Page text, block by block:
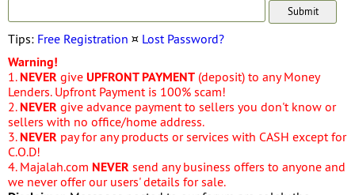
Tips: Free Registration ¤ Lost Password?
Warning!
1. NEVER give UPFRONT PAYMENT (deposit) to any Money
Lenders. Upfront Payment is 100% scam!
2. NEVER give advance payment to sellers you don't know or
sellers with no office/home address.
3. NEVER pay for any products or services with CASH except for
C.O.D!
4. Majalah.com NEVER send any business offers to anyone and
we never offer our users' details for sale.